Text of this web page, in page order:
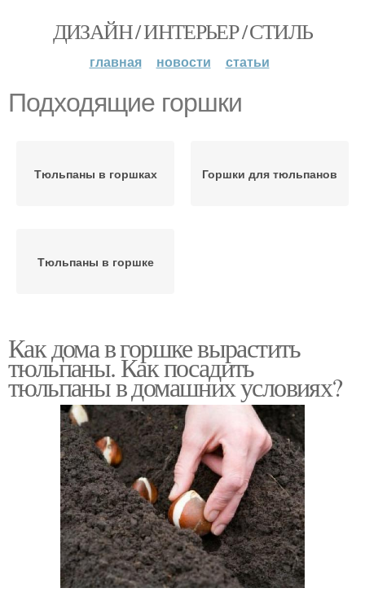
ДИЗАЙН / ИНТЕРЬЕР / СТИЛЬ
главная новости статьи
Подходящие горшки
Тюльпаны в горшках Горшки для тюльпанов
Тюльпаны в горшке
Как дома в горшке вырастить
тюльпаны. Как посадить
тюльпаны в домашних условиях?